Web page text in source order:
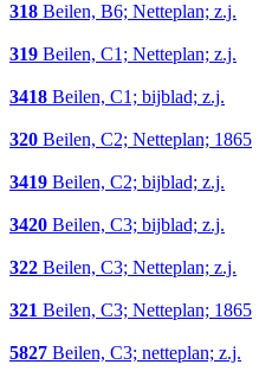
318 Beilen, B6; Netteplan; z.j.
319 Beilen, C1; Netteplan; z.j.
3418 Beilen, C1; bijblad; z.j.
320 Beilen, C2; Netteplan; 1865
3419 Beilen, C2; bijblad; z.j.
3420 Beilen, C3; bijblad; z.j.
322 Beilen, C3; Netteplan; z.j.
321 Beilen, C3; Netteplan; 1865
5827 Beilen, C3; netteplan; z.j.